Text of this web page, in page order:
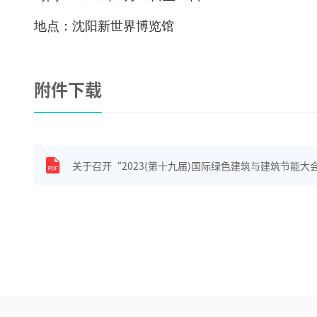
地点：沈阳新世界博览馆
附件下载